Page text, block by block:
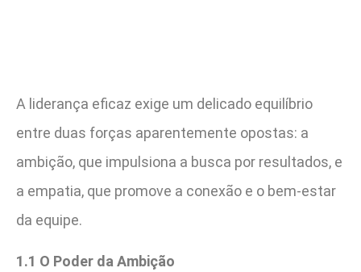
A liderança eficaz exige um delicado equilíbrio
entre duas forças aparentemente opostas: a
ambição, que impulsiona a busca por resultados, e
a empatia, que promove a conexão e o bem-estar
da equipe.
1.1 O Poder da Ambição